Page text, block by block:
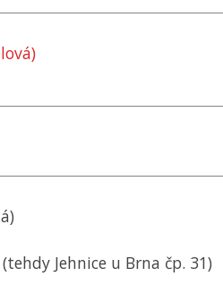
Jehnice u Brna čp. 31)